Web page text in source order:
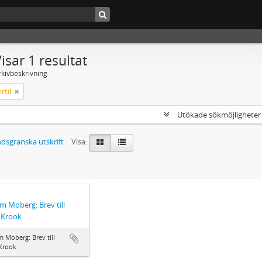
1 resultat
Utökade sökmöjligheter
utskrift Visa:
Moberg: Brev till
Moberg: Brev till